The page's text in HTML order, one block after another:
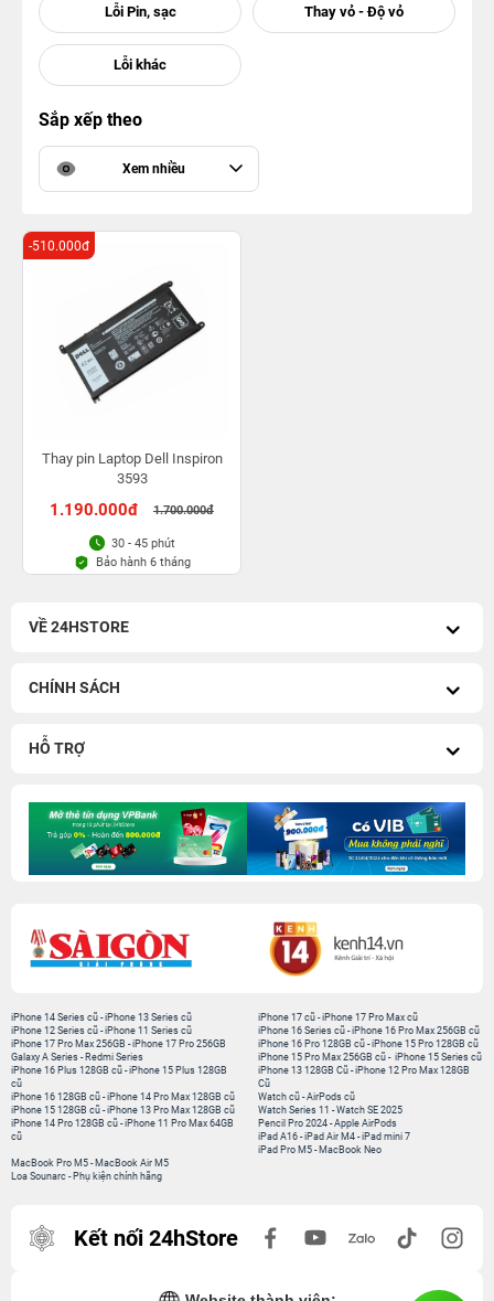
Sắp xếp theo
Xem nhiều
Thay pin Laptop Dell Inspiron
3593
1.190.000đ 1.700.000đ
-510.000đ
30 - 45 phút
Bảo hành 6 tháng
VỀ 24HSTORE
CHÍNH SÁCH
HỖ TRỢ
iPhone 14 Series cũ -iPhone 13 Series cũ
iPhone 12 Series cũ -iPhone 11 Series cũ
iPhone 17 Pro Max 256GB -iPhone 17 Pro 256GB
Galaxy A Series - Redmi Series
iPhone 17 cũ -iPhone 17 Pro Max cũ
iPhone 16 Series cũ - iPhone 16 Pro Max 256GB cũ
iPhone 16 Pro 128GB cũ -iPhone 15 Pro 128GB cũ
iPhone 15 Pro Max 256GB cũ - iPhone 15 Series cũ
iPhone 16 Plus 128GB cũ -iPhone 15 Plus 128GB
cũ
iPhone 16 128GB cũ -iPhone 14 Pro Max 128GB cũ
iPhone 15 128GB cũ -iPhone 13 Pro Max 128GB cũ
iPhone 14 Pro 128GB cũ -iPhone 11 Pro Max 64GB
cũ
iPhone 13 128GB Cũ -iPhone 12 Pro Max 128GB
Cũ
Watch cũ -AirPods cũ
Watch Series 11 -Watch SE 2025
Pencil Pro 2024 -Apple AirPods
iPad A16 -iPad Air M4 -iPad mini 7
iPad Pro M5 - MacBook Neo
MacBook Pro M5 - MacBook Air M5
Loa Sounarc - Phụ kiện chính hãng
Kết nối 24hStore